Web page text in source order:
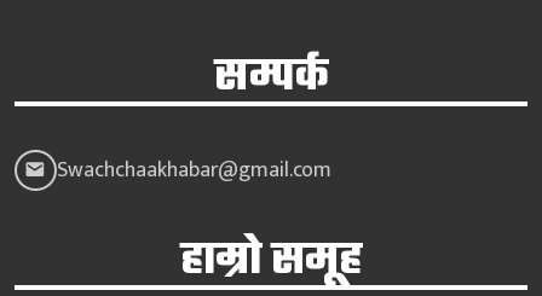
सम्पर्क
Swachchaakhabar@gmail.com
हाम्रो समूह